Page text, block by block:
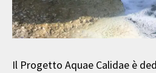
Il Progetto Aquae Calidae è